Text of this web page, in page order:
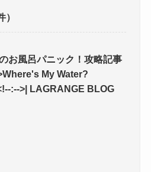
）
お風呂パニック！攻略記事
My Water?
:-->| LAGRANGE BLOG